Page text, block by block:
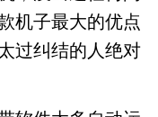
机子最大的优点
过纠结的人绝对